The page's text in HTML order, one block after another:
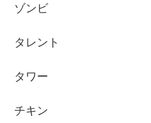
ゾンビ
タレント
タワー
チキン